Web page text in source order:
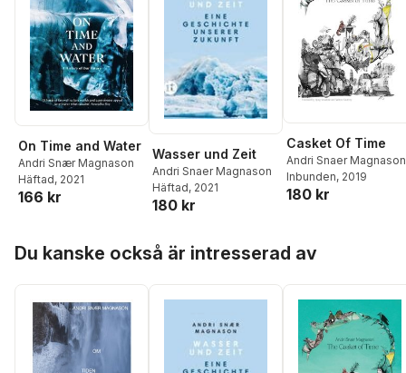
On Time and Water
Andri Snær Magnason
Häftad, 2021
166 kr
Wasser und Zeit
Andri Snaer Magnason
Häftad, 2021
180 kr
Casket Of Time
Andri Snaer Magnason
Inbunden, 2019
180 kr
Du kanske också är intresserad av